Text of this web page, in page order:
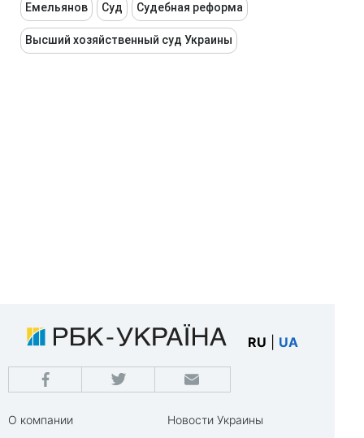
Емельянов Суд Судебная реформа
Высший хозяйственный суд Украины
RU UA
О компании
Новости Украины